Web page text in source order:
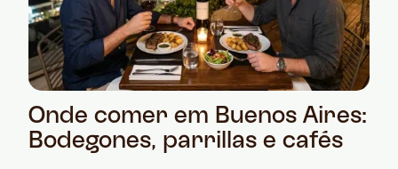
Onde comer em Buenos Aires:
Bodegones, parrillas e cafés